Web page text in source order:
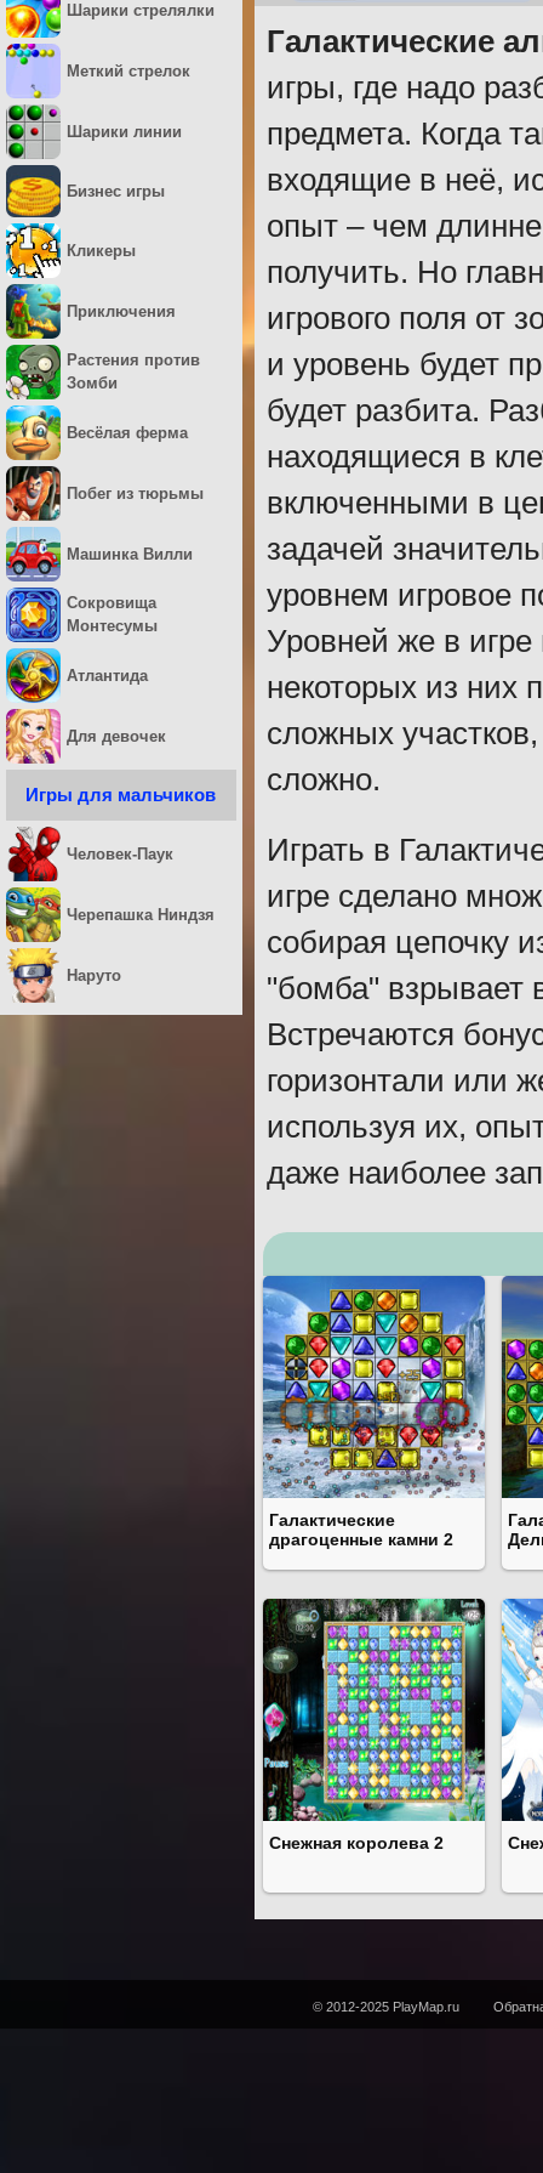
Галактические
игры, где надо
предмета. Когда
входящие в неё,
опыт – чем
получить. Но
игрового поля от
и уровень будет
будет разбита.
находящиеся в
включенными в
задачей
уровнем игровое
Уровней же в
некоторых из них
сложных
сложно.
Играть в
игре сделано
собирая цепочку
"бомба" взрывает
Встречаются
горизонтали или
используя их,
даже наиболее
Галактические
драгоценные камни 2
Снежная королева 2
Шарики стрелялки
Меткий стрелок
Шарики линии
Бизнес игры
Кликеры
Приключения
Растения против
Зомби
Весёлая ферма
Побег из тюрьмы
Машинка Вилли
Сокровища
Монтесумы
Атлантида
Для девочек
Игры для мальчиков
Человек-Паук
Черепашка Ниндзя
Наруто
© 2012-2025 PlayMap.ru